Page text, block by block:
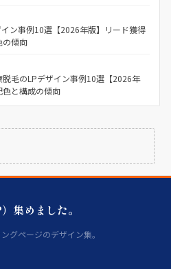
ン事例10選【2026年版】リード獲得
の傾向
毛のLPデザイン事例10選【2026年
と構成の傾向
集めました。
グページのデザイン集。